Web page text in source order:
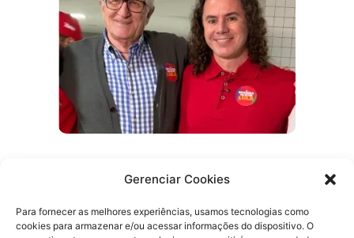
Gerenciar Cookies
Para fornecer as melhores experiências, usamos tecnologias como
cookies para armazenar e/ou acessar informações do dispositivo. O
Efraim promete reabrir delegacias e